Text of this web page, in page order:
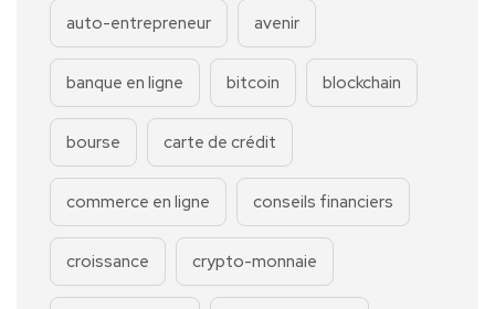
auto-entrepreneur avenir
banque en ligne bitcoin blockchain
bourse carte de crédit
commerce en ligne conseils financiers
croissance crypto-monnaie